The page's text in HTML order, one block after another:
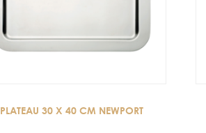
PLATEAU 30 X 40 CM NEWPORT